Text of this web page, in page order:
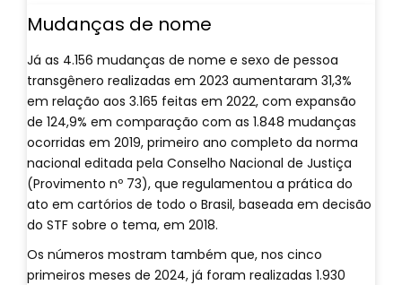
Mudanças de nome
Já as 4.156 mudanças de nome e sexo de pessoa
transgênero realizadas em 2023 aumentaram 31,3%
em relação aos 3.165 feitas em 2022, com expansão
de 124,9% em comparação com as 1.848 mudanças
ocorridas em 2019, primeiro ano completo da norma
nacional editada pela Conselho Nacional de Justiça
(Provimento nº 73), que regulamentou a prática do
ato em cartórios de todo o Brasil, baseada em decisão
do STF sobre o tema, em 2018.
Os números mostram também que, nos cinco
primeiros meses de 2024, já foram realizadas 1.930